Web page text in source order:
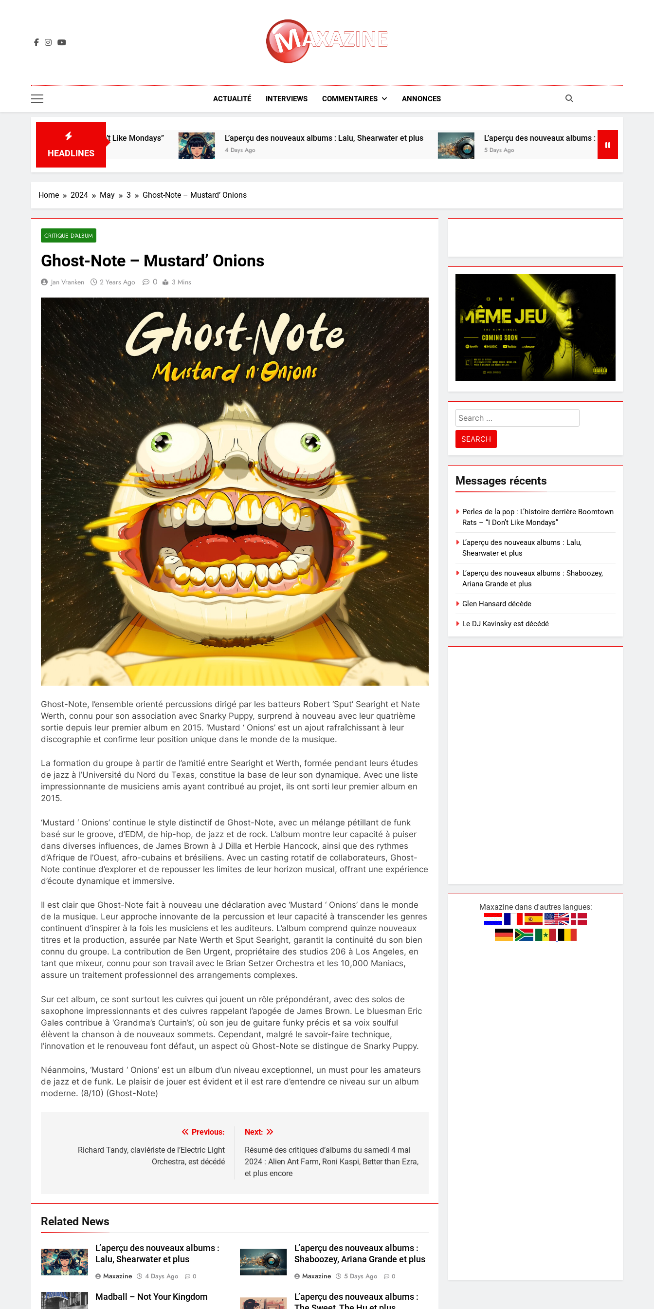
Maxazine.fr
ACTUALITÉ INTERVIEWS COMMENTAIRES ANNONCES
HEADLINES
Rats – “I Don’t Like Mondays” L’aperçu des nouveaux albums : Lalu, Shearwater et plus
4 Days Ago
L’aperçu des nouveaux albums : Shaboozey, Ariana Grande et
5 Days Ago
Home 2024 May 3 Ghost-Note – Mustard’ Onions
CRITIQUE D'ALBUM
Ghost-Note – Mustard’ Onions
Jan Vranken 2 Years Ago 0 3 Mins
Ghost-Note, l’ensemble orienté percussions dirigé par les batteurs Robert ‘Sput’ Searight et Nate
Werth, connu pour son association avec Snarky Puppy, surprend à nouveau avec leur quatrième
sortie depuis leur premier album en 2015. ‘Mustard ‘ Onions’ est un ajout rafraîchissant à leur
discographie et confirme leur position unique dans le monde de la musique.
La formation du groupe à partir de l’amitié entre Searight et Werth, formée pendant leurs études
de jazz à l’Université du Nord du Texas, constitue la base de leur son dynamique. Avec une liste
impressionnante de musiciens amis ayant contribué au projet, ils ont sorti leur premier album en
2015.
‘Mustard ‘ Onions’ continue le style distinctif de Ghost-Note, avec un mélange pétillant de funk
basé sur le groove, d’EDM, de hip-hop, de jazz et de rock. L’album montre leur capacité à puiser
dans diverses influences, de James Brown à J Dilla et Herbie Hancock, ainsi que des rythmes
d’Afrique de l’Ouest, afro-cubains et brésiliens. Avec un casting rotatif de collaborateurs, Ghost-
Note continue d’explorer et de repousser les limites de leur horizon musical, offrant une expérience
d’écoute dynamique et immersive.
Il est clair que Ghost-Note fait à nouveau une déclaration avec ‘Mustard ‘ Onions’ dans le monde
de la musique. Leur approche innovante de la percussion et leur capacité à transcender les genres
continuent d’inspirer à la fois les musiciens et les auditeurs. L’album comprend quinze nouveaux
titres et la production, assurée par Nate Werth et Sput Searight, garantit la continuité du son bien
connu du groupe. La contribution de Ben Urgent, propriétaire des studios 206 à Los Angeles, en
tant que mixeur, connu pour son travail avec le Brian Setzer Orchestra et les 10,000 Maniacs,
assure un traitement professionnel des arrangements complexes.
Sur cet album, ce sont surtout les cuivres qui jouent un rôle prépondérant, avec des solos de
saxophone impressionnants et des cuivres rappelant l’apogée de James Brown. Le bluesman Eric
Gales contribue à ‘Grandma’s Curtain’s’, où son jeu de guitare funky précis et sa voix soulful
élèvent la chanson à de nouveaux sommets. Cependant, malgré le savoir-faire technique,
l’innovation et le renouveau font défaut, un aspect où Ghost-Note se distingue de Snarky Puppy.
Néanmoins, ‘Mustard ‘ Onions’ est un album d’un niveau exceptionnel, un must pour les amateurs
de jazz et de funk. Le plaisir de jouer est évident et il est rare d’entendre ce niveau sur un album
moderne. (8/10) (Ghost-Note)
navigation
Previous:
Richard Tandy, claviériste de l’Electric Light
Orchestra, est décédé
Next:
Résumé des critiques d’albums du samedi 4 mai
2024 : Alien Ant Farm, Roni Kaspi, Better than Ezra,
et plus encore
Related News
L’aperçu des nouveaux albums :
Lalu, Shearwater et plus
Maxazine
4 Days Ago 0
L’aperçu des nouveaux albums :
Shaboozey, Ariana Grande et plus
Maxazine
5 Days Ago 0
Madball – Not Your Kingdom
L’aperçu des nouveaux albums :
Search
for:
Messages récents
Perles de la pop : L’histoire derrière Boomtown
Rats – “I Don’t Like Mondays”
L’aperçu des nouveaux albums : Lalu,
Shearwater et plus
L’aperçu des nouveaux albums : Shaboozey,
Ariana Grande et plus
Glen Hansard décède
Le DJ Kavinsky est décédé
Maxazine dans d'autres langues: